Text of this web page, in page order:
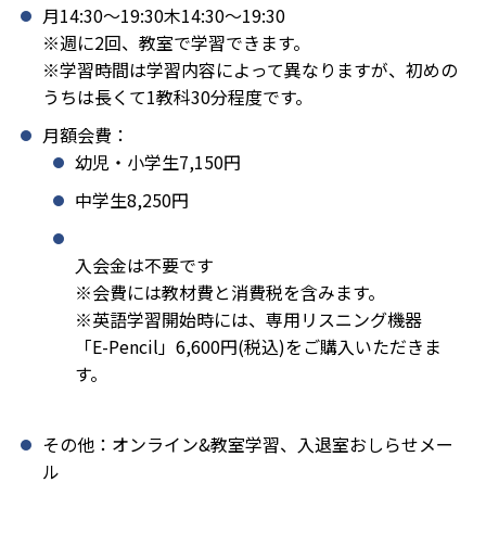
月14:30〜19:30木14:30〜19:30
※週に2回、教室で学習できます。
※学習時間は学習内容によって異なりますが、初めの
うちは長くて1教科30分程度です。
月額会費：
幼児・小学生7,150円
中学生8,250円
入会金は不要です
※会費には教材費と消費税を含みます。
※英語学習開始時には、専用リスニング機器
「E-Pencil」6,600円(税込)をご購入いただきま
す。
その他：オンライン&教室学習、入退室おしらせメー
ル